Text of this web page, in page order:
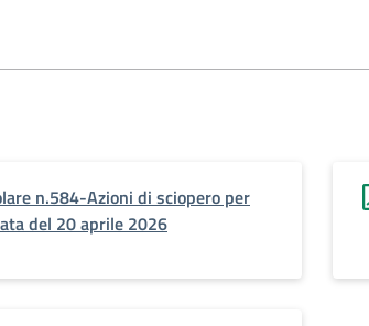
n.584-Azioni di sciopero per
del 20 aprile 2026